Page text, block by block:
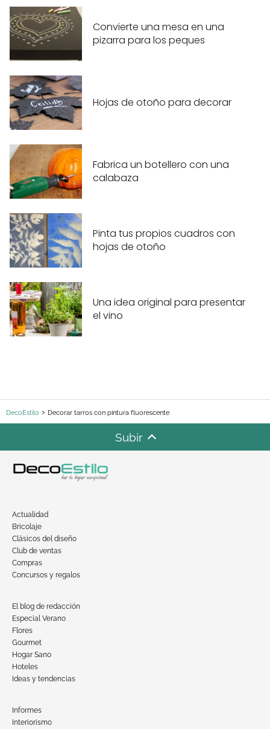
Convierte una mesa en una
pizarra para los peques
Hojas de otoño para decorar
Fabrica un botellero con una
calabaza
Pinta tus propios cuadros con
hojas de otoño
Una idea original para presentar
el vino
DecoEstilo Decorar tarros con pintura fluorescente
Subir
Actualidad
Bricolaje
Clásicos del diseño
Club de ventas
Compras
Concursos y regalos
El blog de redacción
Especial Verano
Flores
Gourmet
Hogar Sano
Hoteles
Ideas y tendencias
Informes
Interiorismo